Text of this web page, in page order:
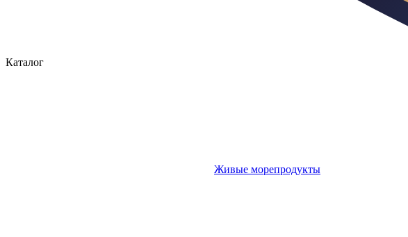
Каталог
Живые морепродукты